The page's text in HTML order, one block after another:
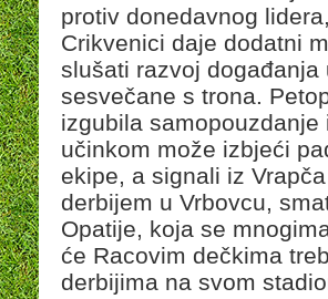
protiv donedavnog
Crikvenici daje dodatni
slušati razvoj
sesvečane s trona.
izgubila
učinkom može izbjeći
ekipe, a signali iz
derbijem u Vrbovcu,
Opatije, koja se
će Racovim dečkima
derbijima na svom